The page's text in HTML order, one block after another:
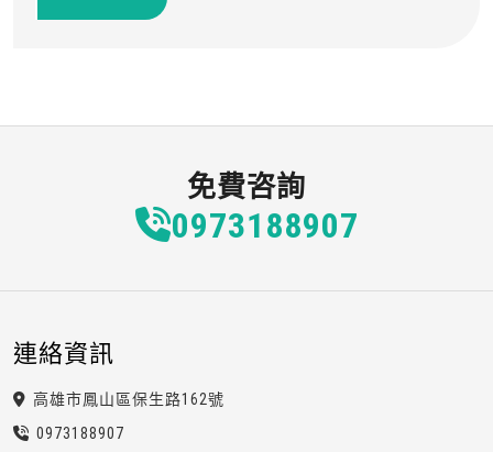
免費咨詢
0973188907
連絡資訊
高雄市鳳山區保生路162號
09731 88907